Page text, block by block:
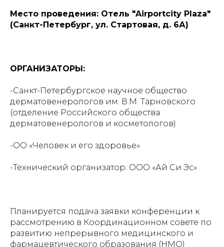
Место проведения: Отель "Airportcity Plaza"
(Санкт-Петербург, ул. Стартовая, д. 6А)
ОРГАНИЗАТОРЫ:
-Санкт-Петербургское научное общество
дерматовенерологов им. В.М. Тарновского
(отделение Российского общества
дерматовенерологов и косметологов)
-ОО «Человек и его здоровье»
-Технический организатор: ООО «Ай Си Эс»
Планируется подача заявки конференции к
рассмотрению в Координационном cовете по
развитию непрерывного медицинского и
фармацевтического образования (НМО)